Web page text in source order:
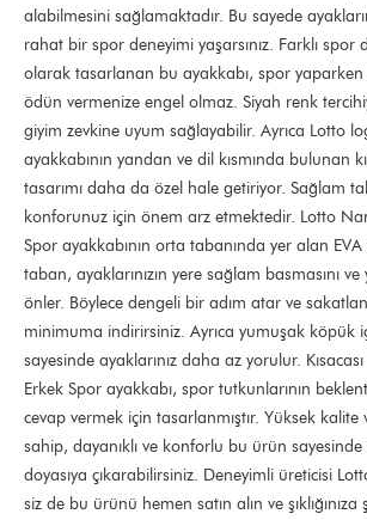
alabilmesini sağlamaktadır. Bu sayede
rahat bir spor deneyimi yaşarsınız. Farklı spor
olarak tasarlanan bu ayakkabı, spor yaparken
ödün vermenize engel olmaz. Siyah renk
giyim zevkine uyum sağlayabilir. Ayrıca Lotto
ayakkabının yandan ve dil kısmında bulunan
tasarımı daha da özel hale getiriyor. Sağlam
konforunuz için önem arz etmektedir. Lotto
Spor ayakkabının orta tabanında yer alan
taban, ayaklarınızın yere sağlam basmasını ve
önler. Böylece dengeli bir adım atar ve
minimuma indirirsiniz. Ayrıca yumuşak köpük
sayesinde ayaklarınız daha az yorulur.
Erkek Spor ayakkabı, spor tutkunlarının
cevap vermek için tasarlanmıştır. Yüksek
sahip, dayanıklı ve konforlu bu ürün
doyasıya çıkarabilirsiniz. Deneyimli üreticisi
siz de bu ürünü hemen satın alın ve şıklığınıza